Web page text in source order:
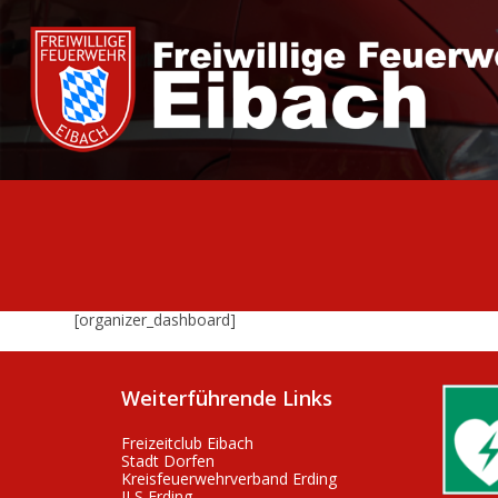
Inhalt
springen
[organizer_dashboard]
Weiterführende Links
Freizeitclub Eibach
Stadt Dorfen
Kreisfeuerwehrverband Erding